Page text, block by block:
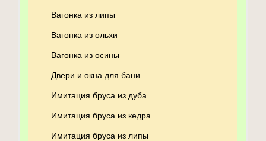
Вагонка из липы
Вагонка из ольхи
Вагонка из осины
Двери и окна для бани
Имитация бруса из дуба
Имитация бруса из кедра
Имитация бруса из липы